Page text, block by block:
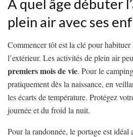
À quel âge débuter
plein air avec ses
Commencer tôt est la clé pour
l’extérieur. Les activités de plein air
premiers mois de vie. Pour le
pratiquement dès la naissance, en
les écarts de température. Protégez
journée et du froid la nuit.
Pour la randonnée, le portage est idéal